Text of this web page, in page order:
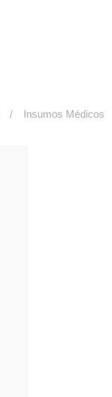
Insumos Médicos